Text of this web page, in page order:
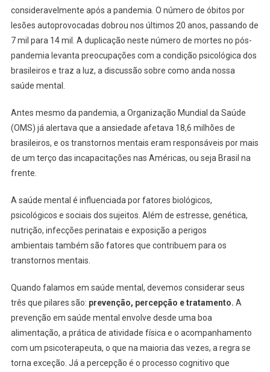
TDAH
E
TOD
consideravelmente após a pandemia. O número de óbitos por
lesões autoprovocadas dobrou nos últimos 20 anos, passando de
7 mil para 14 mil. A duplicação neste número de mortes no pós-
pandemia levanta preocupações com a condição psicológica dos
brasileiros e traz a luz, a discussão sobre como anda nossa
saúde mental.
Antes mesmo da pandemia, a Organização Mundial da Saúde
(OMS) já alertava que a ansiedade afetava 18,6 milhões de
brasileiros, e os transtornos mentais eram responsáveis por mais
de um terço das incapacitações nas Américas, ou seja Brasil na
frente.
A saúde mental é influenciada por fatores biológicos,
psicológicos e sociais dos sujeitos. Além de estresse, genética,
nutrição, infecções perinatais e exposição a perigos
ambientais também são fatores que contribuem para os
transtornos mentais.
Quando falamos em saúde mental, devemos considerar seus
três que pilares são: prevenção, percepção e tratamento. A
prevenção em saúde mental envolve desde uma boa
alimentação, a prática de atividade física e o acompanhamento
com um psicoterapeuta, o que na maioria das vezes, a regra se
torna exceção. Já a percepção é o processo cognitivo que